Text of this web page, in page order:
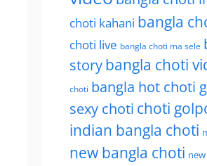
choti kahani bangla
choti live bangla choti ma sele
storybangla choti
choti bangla hot choti
sexy choti choti
indian bangla choti
new bangla choti